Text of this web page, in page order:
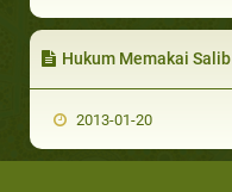
Hukum Memakai Salib
2013-01-20